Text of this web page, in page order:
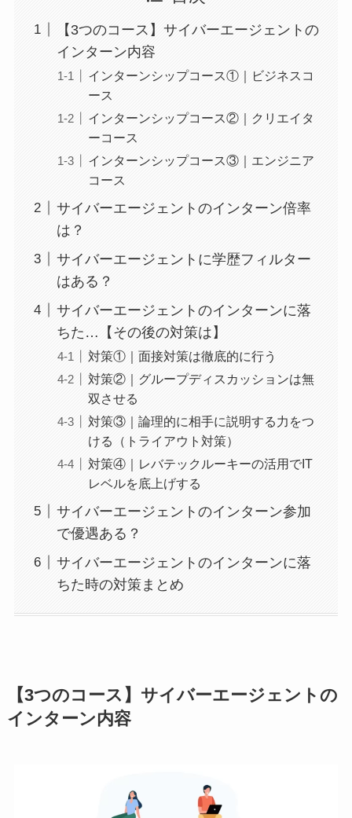
【3つのコース】サイバーエージェントの
インターン内容
インターンシップコース①｜ビジネスコ
ース
インターンシップコース②｜クリエイタ
ーコース
インターンシップコース③｜エンジニア
コース
サイバーエージェントのインターン倍率
は？
サイバーエージェントに学歴フィルター
はある？
サイバーエージェントのインターンに落
ちた…【その後の対策は】
対策①｜面接対策は徹底的に行う
対策②｜グループディスカッションは無
双させる
対策③｜論理的に相手に説明する力をつ
ける（トライアウト対策）
対策④｜レバテックルーキーの活用でIT
レベルを底上げする
サイバーエージェントのインターン参加
で優遇ある？
サイバーエージェントのインターンに落
ちた時の対策まとめ
【3つのコース】サイバーエージェントの
インターン内容